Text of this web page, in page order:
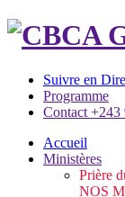
Suivre en
Programme
Contact +243
Accueil
Ministères
Prière
NOS